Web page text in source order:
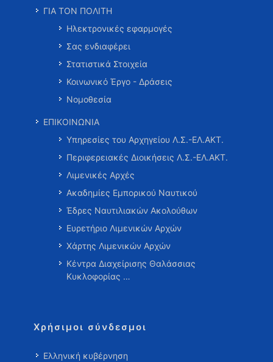
ΓΙΑ ΤΟΝ ΠΟΛΙΤΗ
Ηλεκτρονικές εφαρμογές
Σας ενδιαφέρει
Στατιστικά Στοιχεία
Κοινωνικό Έργο - Δράσεις
Νομοθεσία
ΕΠΙΚΟΙΝΩΝΙΑ
Υπηρεσίες του Αρχηγείου Λ.Σ.-ΕΛ.ΑΚΤ.
Περιφερειακές Διοικήσεις Λ.Σ.-ΕΛ.ΑΚΤ.
Λιμενικές Αρχές
Ακαδημίες Εμπορικού Ναυτικού
Έδρες Ναυτιλιακών Ακολούθων
Ευρετήριο Λιμενικών Αρχών
Χάρτης Λιμενικών Αρχών
Κέντρα Διαχείρισης Θαλάσσιας
Κυκλοφορίας …
Χρήσιμοι σύνδεσμοι
Ελληνική κυβέρνηση